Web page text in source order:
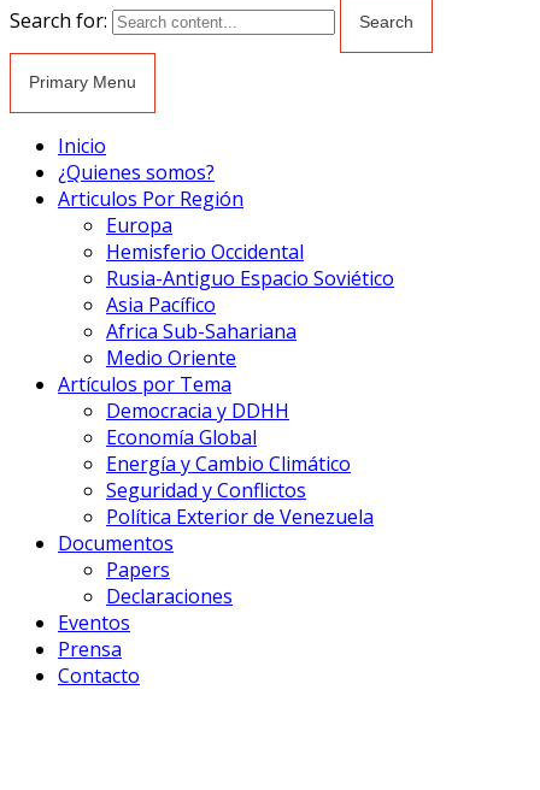
Search for:
Primary Menu
Inicio
¿Quienes somos?
Articulos Por Región
Europa
Hemisferio Occidental
Rusia-Antiguo Espacio Soviético
Asia Pacífico
Africa Sub-Sahariana
Medio Oriente
Artículos por Tema
Democracia y DDHH
Economía Global
Energía y Cambio Climático
Seguridad y Conflictos
Política Exterior de Venezuela
Documentos
Papers
Declaraciones
Eventos
Prensa
Contacto